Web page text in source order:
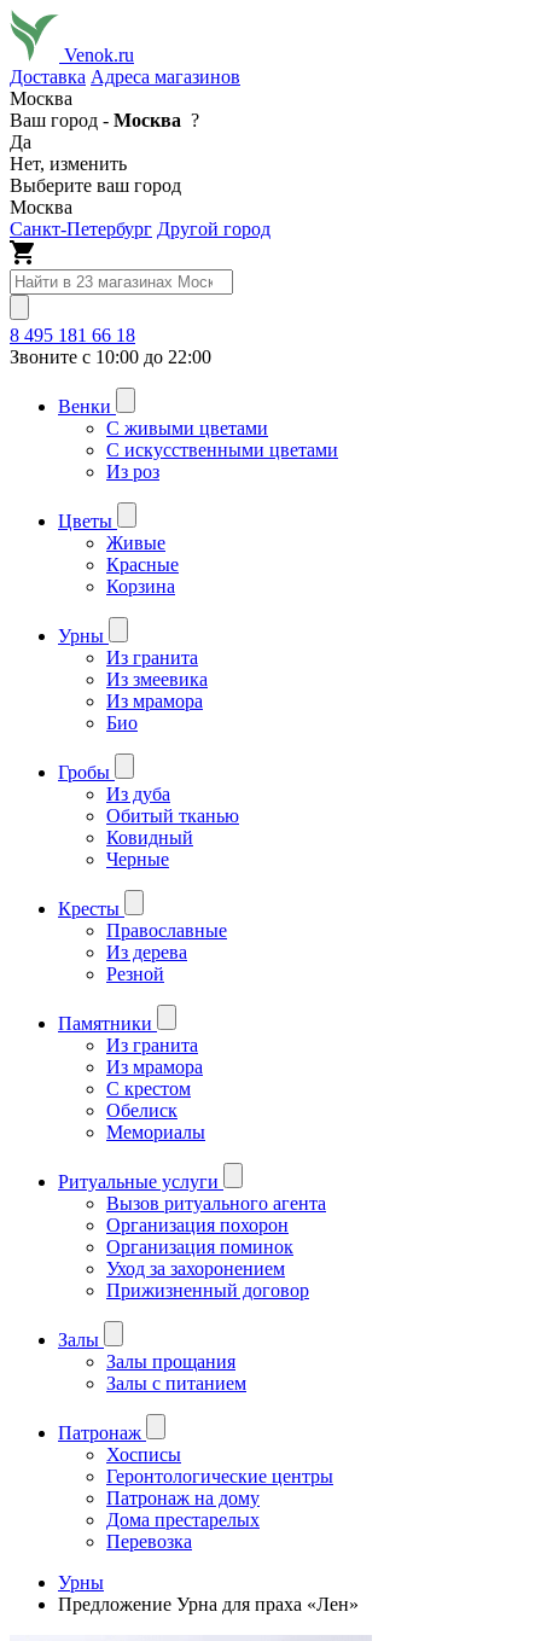
Venok.ru
Доставка Адреса магазинов
Москва
Ваш город - Москва ?
Да
Нет, изменить
Выберите ваш город
Москва
Санкт-Петербург Другой город
8 495 181 66 18
Звоните с 10:00 до 22:00
Венки
С живыми цветами
С искусственными цветами
Из роз
Цветы
Живые
Красные
Корзина
Урны
Из гранита
Из змеевика
Из мрамора
Био
Гробы
Из дуба
Обитый тканью
Ковидный
Черные
Кресты
Православные
Из дерева
Резной
Памятники
Из гранита
Из мрамора
С крестом
Обелиск
Мемориалы
Ритуальные услуги
Вызов ритуального агента
Организация похорон
Организация поминок
Уход за захоронением
Прижизненный договор
Залы
Залы прощания
Залы с питанием
Патронаж
Хосписы
Геронтологические центры
Патронаж на дому
Дома престарелых
Перевозка
Урны
Предложение Урна для праха «Лен»